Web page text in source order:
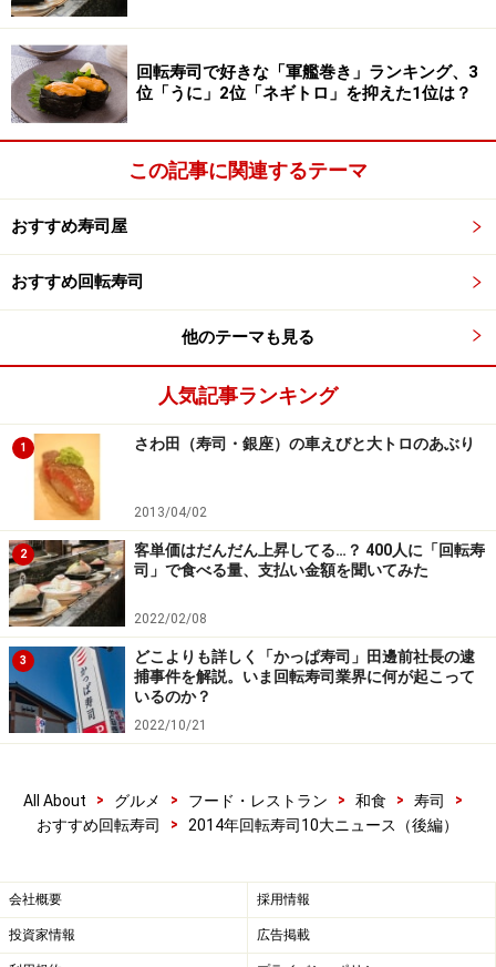
回転寿司で好きな「軍艦巻き」ランキング、3
位「うに」2位「ネギトロ」を抑えた1位は？
この記事に関連するテーマ
おすすめ寿司屋
おすすめ回転寿司
他のテーマも見る
人気記事ランキング
1 さわ田（寿司・銀座）の車えびと大トロのあぶり
2013/04/02
2
客単価はだんだん上昇してる…？ 400人に「回転寿
司」で食べる量、支払い金額を聞いてみた
2022/02/08
3
どこよりも詳しく「かっぱ寿司」田邊前社長の逮
捕事件を解説。いま回転寿司業界に何が起こって
いるのか？
2022/10/21
All About > グルメ > フード・レストラン > 和食 > 寿司
>
おすすめ回転寿司
> 2014年回転寿司10大ニュース（後編）
会社概要 採用情報
投資家情報 広告掲載